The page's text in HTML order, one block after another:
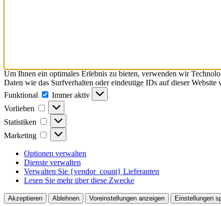
Um Ihnen ein optimales Erlebnis zu bieten, verwenden wir
Daten wie das Surfverhalten oder eindeutige IDs auf dieser
Funktional
Funktional
Immer aktiv
Vorlieben
Vorlieben
Statistiken Statistiken
Marketing Marketing
Optionen verwalten
Dienste verwalten
Verwalten Sie {vendor_count} Lieferanten
Lesen Sie mehr über diese Zwecke
Akzeptieren Ablehnen Voreinstellungen anzeigen Einstellungen